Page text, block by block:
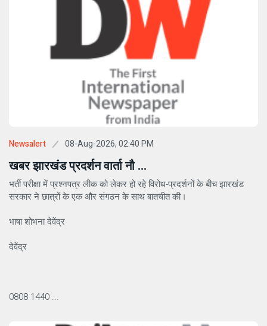
Newsalert 08-Aug-2026, 02:40 PM
खबर झारखंड प्रदर्शन वार्ता नौ ...
भर्ती परीक्षा में प्रश्नपत्र लीक को लेकर हो रहे विरोध-प्रदर्शनों के बीच झारखंड
सरकार ने छात्रों के एक और संगठन के साथ बातचीत की।
भाषा शोभना देवेंद्र
देवेंद्र
0808 1440 ...